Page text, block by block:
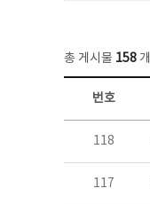
총 게시물 158 개
콘텐츠이슈 목록 - 번호, 제목, 작성자, 파일, 조회수, 작성일 정보 제공
번호
118
117